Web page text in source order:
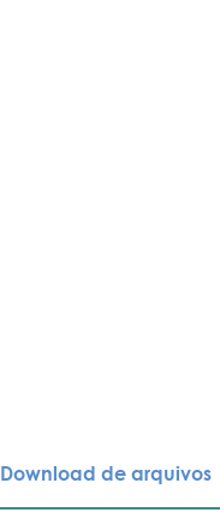
Download de arquivos